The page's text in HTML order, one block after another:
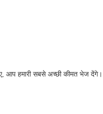
आप हमारी सबसे अच्छी कीमत भेज देंगे।